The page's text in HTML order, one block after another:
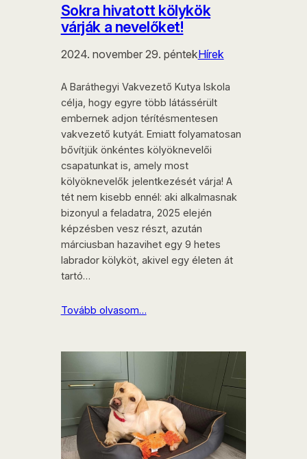
Sokra hivatott kölykök
várják a nevelőket!
2024. november 29. péntekHírek
A Baráthegyi Vakvezető Kutya Iskola
célja, hogy egyre több látássérült
embernek adjon térítésmentesen
vakvezető kutyát. Emiatt folyamatosan
bővítjük önkéntes kölyöknevelői
csapatunkat is, amely most
kölyöknevelők jelentkezését várja! A
tét nem kisebb ennél: aki alkalmasnak
bizonyul a feladatra, 2025 elején
képzésben vesz részt, azután
márciusban hazavihet egy 9 hetes
labrador kölyköt, akivel egy életen át
tartó…
Tovább olvasom…